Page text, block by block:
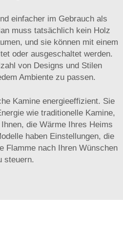
einfacher im Gebrauch als
muss tatsächlich kein Holz
und sie können mit einem
oder ausgeschaltet werden.
von Designs und Stilen
Ambiente zu passen.
Kamine energieeffizient. Sie
wie traditionelle Kamine,
die Wärme Ihres Heims
haben Einstellungen, die
Flamme nach Ihren Wünschen
steuern.